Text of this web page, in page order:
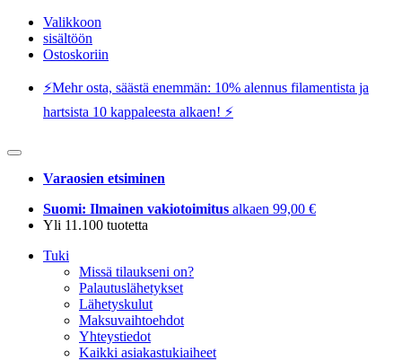
Valikkoon
sisältöön
Ostoskoriin
⚡️Mehr osta, säästä enemmän: 10% alennus filamentista ja
hartsista 10 kappaleesta alkaen! ⚡️
Varaosien etsiminen
Suomi: Ilmainen vakiotoimitus alkaen 99,00 €
Yli 11.100 tuotetta
Tuki
Missä tilaukseni on?
Palautuslähetykset
Lähetyskulut
Maksuvaihtoehdot
Yhteystiedot
Kaikki asiakastukiaiheet